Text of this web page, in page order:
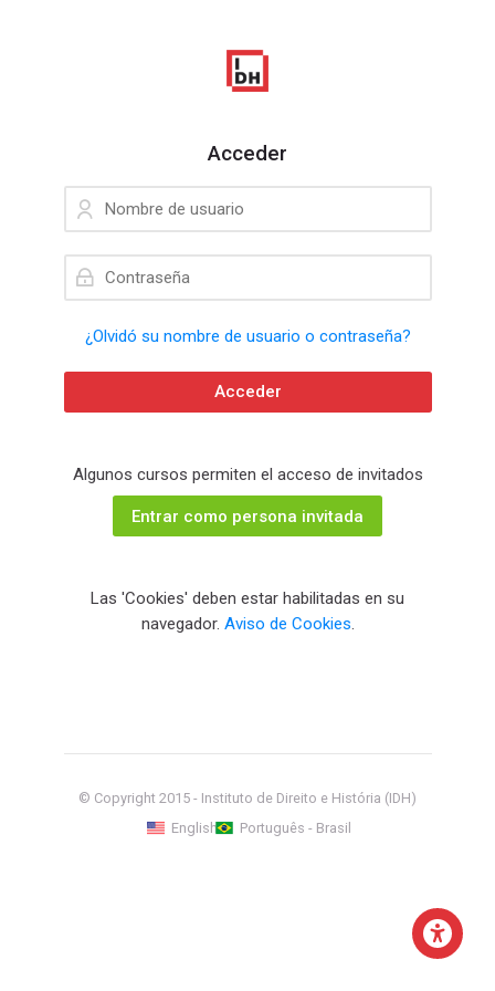
Acceder
Nombre de usuario
Contraseña
¿Olvidó su nombre de usuario o contraseña?
Acceder
Algunos cursos permiten el acceso de invitados
Entrar como persona invitada
Las 'Cookies' deben estar habilitadas en su
navegador. Aviso de Cookies.
© Copyright 2015 - Instituto de Direito e História (IDH)
English
Português - Brasil